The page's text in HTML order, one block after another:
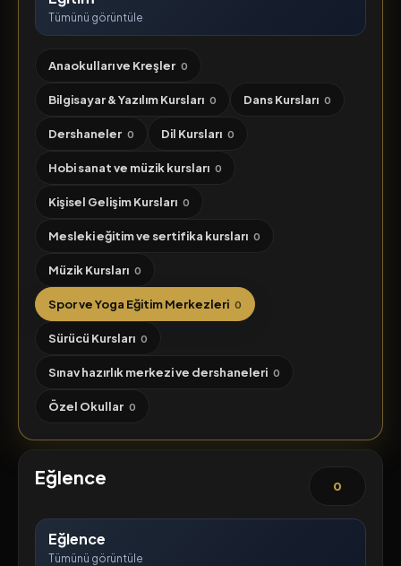
Tümünü görüntüle
Anaokulları ve Kreşler 0
Bilgisayar & Yazılım Kursları 0 Dans Kursları 0
Dershaneler 0 Dil Kursları 0
Hobi sanat ve müzik kursları 0
Kişisel Gelişim Kursları 0
Mesleki eğitim ve sertifika kursları 0
Müzik Kursları 0
Spor ve Yoga Eğitim Merkezleri 0
Sürücü Kursları 0
Sınav hazırlık merkezi ve dershaneleri 0
Özel Okullar 0
Eğlence 0
Eğlence
Tümünü görüntüle